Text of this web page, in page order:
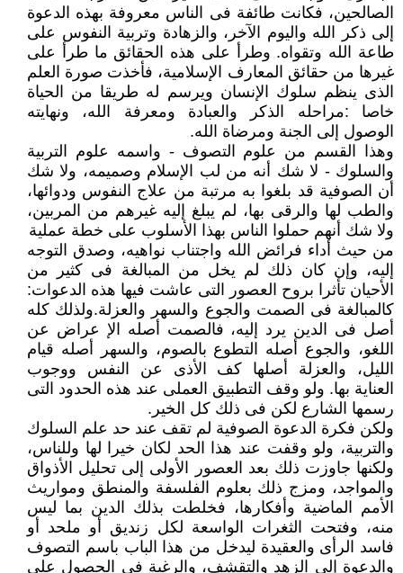
الصالحين، فكانت طائفة فى الناس معروفة بهذه الدعوة
إلى ذكر الله واليوم الآخر، والزهادة وتربية النفوس على
طاعة الله وتقواه. وطرأ على هذه الحقائق ما طرأ على
غيرها من حقائق المعارف الإسلامية، فأخذت صورة العلم
الذى ينظم سلوك الإنسان ويرسم له طريقا من الحياة
خاصا :مراحله الذكر والعبادة ومعرفة الله، ونهايته
الوصول إلى الجنة ومرضاة الله.
وهذا القسم من علوم التصوف - واسمه علوم التربية
والسلوك - لا شك أنه من لب الإسلام وصميمه، ولا شك
أن الصوفية قد بلغوا به مرتبة من علاج النفوس ودوائها،
والطب لها والرقى بها، لم يبلغ إليه غيرهم من المربين،
ولا شك أنهم حملوا الناس بهذا الأسلوب على خطة عملية
من حيث أداء فرائض الله واجتناب نواهيه، وصدق التوجه
إليه، وإن كان ذلك لم يخل من المبالغة فى كثير من
الأحيان تأثرا بروح العصور التى عاشت فيها هذه الدعوات:
كالمبالغة فى الصمت والجوع والسهر والعزلة.ولذلك كله
أصل فى الدين يرد إليه، فالصمت أصله الإ عراض عن
اللغو، والجوع أصله التطوع بالصوم، والسهر أصله قيام
الليل، والعزلة أصلها كف الأذى عن النفس ووجوب
العناية بها. ولو وقف التطبيق العملى عند هذه الحدود التى
رسمها الشارع لكن فى ذلك كل الخير.
ولكن فكرة الدعوة الصوفية لم تقف عند حد علم السلوك
والتربية، ولو وقفت عند هذا الحد لكان خيرا لها وللناس،
ولكنها جاوزت ذلك بعد العصور الأولى إلى تحليل الأذواق
والمواجد، ومزج ذلك بعلوم الفلسفة والمنطق ومواريث
الأمم الماضية وأفكارها، فخلطت بذلك الدين بما ليس
منه، وفتحت الثغرات الواسعة لكل زنديق أو ملحد أو
فاسد الرأى والعقيدة ليدخل من هذا الباب باسم التصوف
والدعوة إلى الزهد والتقشف، والرغبة فى الحصول على